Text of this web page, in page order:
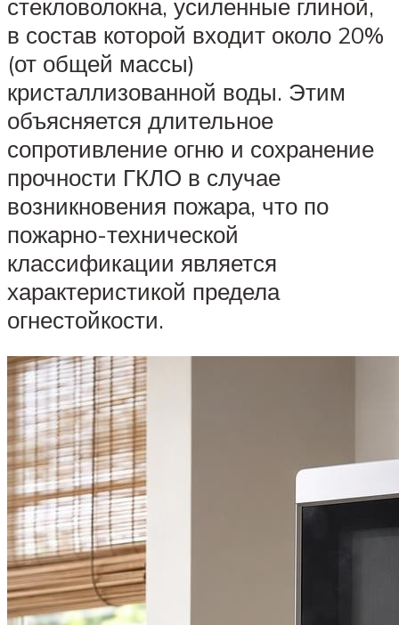
стекловолокна, усиленные глиной,
в состав которой входит около 20%
(от общей массы)
кристаллизованной воды. Этим
объясняется длительное
сопротивление огню и сохранение
прочности ГКЛО в случае
возникновения пожара, что по
пожарно-технической
классификации является
характеристикой предела
огнестойкости.